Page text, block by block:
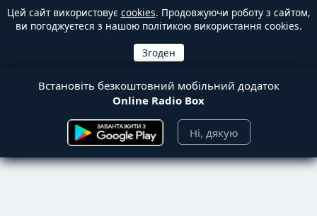
Цей сайт використовує cookies. Продовжуючи роботу з сайтом,
ви погоджуєтеся з нашою політикою використання cookies.
Встановіть безкоштовний мобільний додаток
Online Radio Box
Ні, дякую